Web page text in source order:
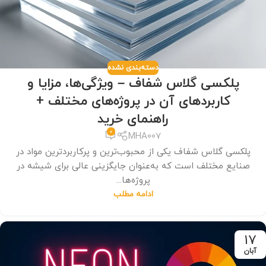
دسته‌بندی نشده
پلکسی گلاس شفاف – ویژگی‌ها، مزایا و
کاربردهای آن در پروژه‌های مختلف +
راهنمای خرید
MHA007
0
پلکسی گلاس شفاف یکی از محبوب‌ترین و پرکاربردترین مواد در
صنایع مختلف است که به‌عنوان جایگزینی عالی برای شیشه در
پروژه‌ها...
ادامه مطلب
17
آبان